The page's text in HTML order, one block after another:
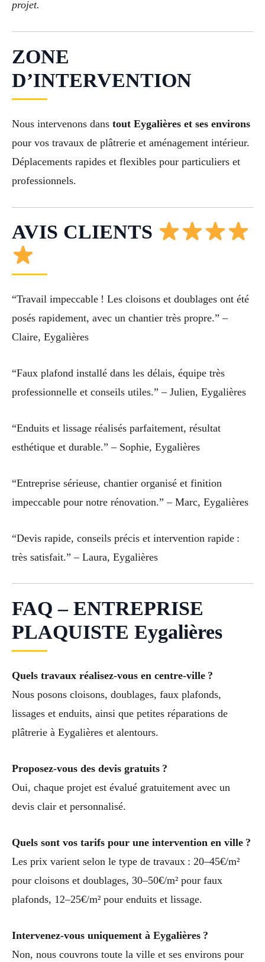
projet.
ZONE
D’INTERVENTION
Nous intervenons dans tout Eygalières et ses environs
pour vos travaux de plâtrerie et aménagement intérieur.
Déplacements rapides et flexibles pour particuliers et
professionnels.
AVIS CLIENTS
“Travail impeccable ! Les cloisons et doublages ont été
posés rapidement, avec un chantier très propre.” –
Claire, Eygalières
“Faux plafond installé dans les délais, équipe très
professionnelle et conseils utiles.” – Julien, Eygalières
“Enduits et lissage réalisés parfaitement, résultat
esthétique et durable.” – Sophie, Eygalières
“Entreprise sérieuse, chantier organisé et finition
impeccable pour notre rénovation.” – Marc, Eygalières
“Devis rapide, conseils précis et intervention rapide :
très satisfait.” – Laura, Eygalières
FAQ – ENTREPRISE
PLAQUISTE Eygalières
Quels travaux réalisez-vous en centre-ville ?
Nous posons cloisons, doublages, faux plafonds,
lissages et enduits, ainsi que petites réparations de
plâtrerie à Eygalières et alentours.
Proposez-vous des devis gratuits ?
Oui, chaque projet est évalué gratuitement avec un
devis clair et personnalisé.
Quels sont vos tarifs pour une intervention en ville ?
Les prix varient selon le type de travaux : 20–45€/m²
pour cloisons et doublages, 30–50€/m² pour faux
plafonds, 12–25€/m² pour enduits et lissage.
Intervenez-vous uniquement à Eygalières ?
Non, nous couvrons toute la ville et ses environs pour